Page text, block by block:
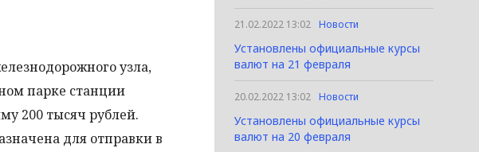
узла,
парке станции
200 тысяч рублей.
для отправки в
21.02.2022 13:02 Новости
Установлены официальные курсы
валют на 21 февраля
20.02.2022 13:02 Новости
Установлены официальные курсы
валют на 20 февраля